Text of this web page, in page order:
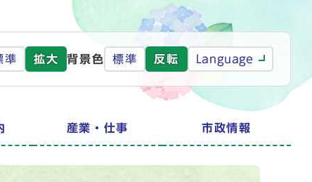
準 拡大 背景色 標準 反転 Language
産業・仕事 市政情報